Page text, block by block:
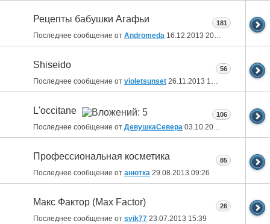
Рецепты бабушки Агафьи
Последнее сообщение от Andromeda 16.12.2013 20:01
181
Shiseido
Последнее сообщение от violetsunset 26.11.2013 12:32
56
L'occitane
Последнее сообщение от ДевушкаСевера 03.10.2013
106
Профессиональная косметика
Последнее сообщение от анютка 29.08.2013 09:26
85
Макс Фактор (Max Factor)
Последнее сообщение от svik77 23.07.2013 15:39
26